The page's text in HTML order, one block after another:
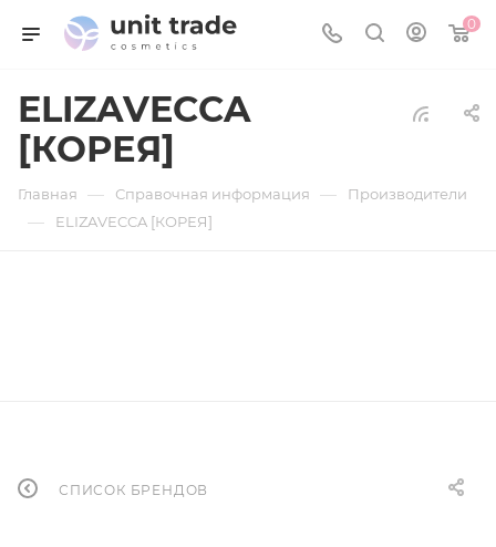
0
ELIZAVECCA
[КОРЕЯ]
Главная — Справочная информация — Производители
— ELIZAVECCA [КОРЕЯ]
СПИСОК БРЕНДОВ